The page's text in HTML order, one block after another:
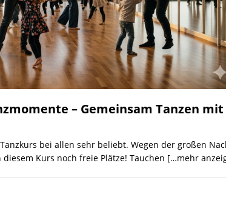
– Gemeinsam Tanzen
bei allen sehr beliebt. Wegen der großen
Kurs noch freie Plätze! Tauchen […mehr